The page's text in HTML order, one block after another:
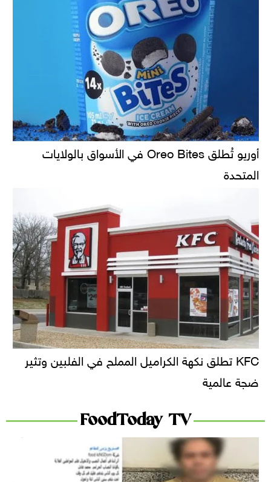
أوريو تُطلق Oreo Bites في الأسواق بالولايات
المتحدة
KFC تطلق نكهة الكراميل المملح في الفلبين وتثير
ضجة عالمية
FoodToday TV